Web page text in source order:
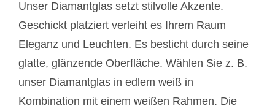
Unser Diamantglas setzt stilvolle Akzente.
Geschickt platziert verleiht es Ihrem Raum
Eleganz und Leuchten. Es besticht durch seine
glatte, glänzende Oberfläche. Wählen Sie z. B.
unser Diamantglas in edlem weiß in
Kombination mit einem weißen Rahmen. Die